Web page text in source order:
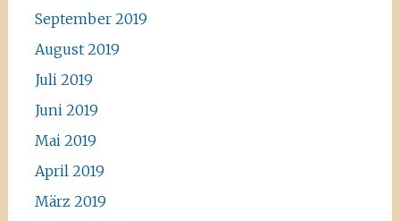
September 2019
August 2019
Juli 2019
Juni 2019
Mai 2019
April 2019
März 2019